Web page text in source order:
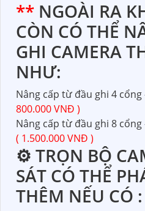
** NGOÀI RA
CÒN CÓ THỂ
GHI CAMERA
NHƯ:
Nâng cấp từ đầu ghi 4
800.000 VNĐ )
Nâng cấp từ đầu ghi 8
( 1.500.000 VNĐ )
⚙ TRỌN BỘ
SÁT CÓ THỂ
THÊM NẾU CÓ :